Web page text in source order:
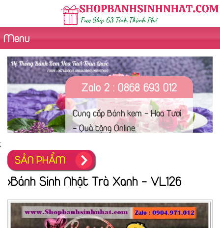
Menu
Zalo 2 : 0868 693 012
Cung cấp Bánh kem - Hoa Tươi
- Quà tặng Online
;
SẢN PHẨM
>Bánh Sinh Nhật Trà Xanh - VL126